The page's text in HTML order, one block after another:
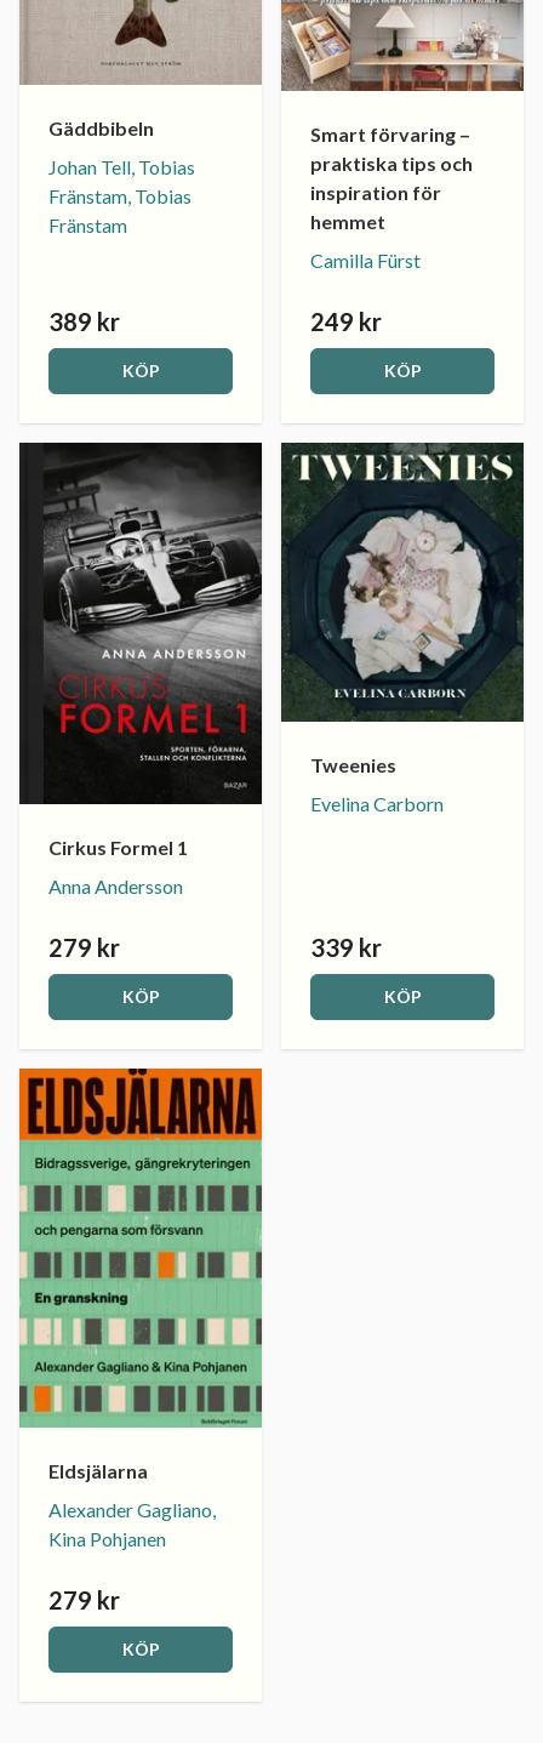
Gäddbibeln
Johan Tell, Tobias
Fränstam, Tobias
Fränstam
389 kr
KÖP
Smart förvaring –
praktiska tips och
inspiration för
hemmet
Camilla Fürst
249 kr
KÖP
Cirkus Formel 1
Anna Andersson
279 kr
KÖP
Tweenies
Evelina Carborn
339 kr
KÖP
Eldsjälarna
Alexander Gagliano,
Kina Pohjanen
279 kr
KÖP